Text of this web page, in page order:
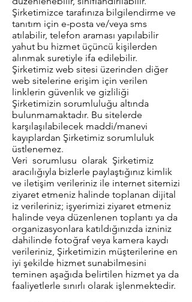
Şirketimizce tarafınıza bilgilendirme ve
tanıtım için e-posta ve/veya sms
atılabilir, telefon araması yapılabilir
yahut bu hizmet üçüncü kişilerden
alınmak suretiyle ifa edilebilir.
Şirketimiz web sitesi üzerinden diğer
web sitelerine erişim için verilen
linklerin güvenlik ve gizliliği
Şirketimizin sorumluluğu altında
bulunmamaktadır. Bu sitelerde
karşılaşılabilecek maddi/manevi
kayıplardan Şirketimiz sorumluluk
üstlenemez.
Veri sorumlusu olarak Şirketimiz
aracılığıyla bizlerle paylaştığınız kimlik
ve iletişim verileriniz ile internet sitemizi
ziyaret etmeniz halinde toplanan dijital
iz verileriniz; işyerimizi ziyaret etmeniz
halinde veya düzenlenen toplantı ya da
organizasyonlara katıldığınızda izniniz
dahilinde fotoğraf veya kamera kaydı
verileriniz, Şirketimizin müşterilerine en
iyi şekilde hizmet sunabilmesini
teminen aşağıda belirtilen hizmet ya da
faaliyetlerle sınırlı olarak işlenmektedir.